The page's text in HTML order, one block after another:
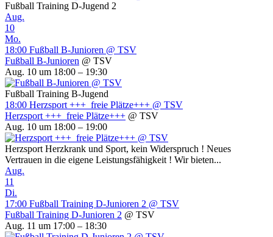
Fußball Training D-Jugend 2
Aug.
10
Mo.
18:00 Fußball B-Junioren @ TSV
Fußball B-Junioren @ TSV
Aug. 10 um 18:00 – 19:30
Fußball Training B-Jugend
18:00 Herzsport +++ freie Plätze+++ @ TSV
Herzsport +++ freie Plätze+++ @ TSV
Aug. 10 um 18:00 – 19:00
Herzsport Herzkrank und Sport, kein Widerspruch ! Neues
Vertrauen in die eigene Leistungsfähigkeit ! Wir bieten...
Aug.
11
Di.
17:00 Fußball Training D-Junioren 2 @ TSV
Fußball Training D-Junioren 2 @ TSV
Aug. 11 um 17:00 – 18:30